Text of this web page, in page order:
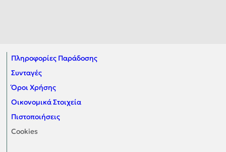
Πληροφορίες Παράδοσης
Συνταγές
Όροι Χρήσης
Οικονομικά Στοιχεία
Πιστοποιήσεις
Cookies